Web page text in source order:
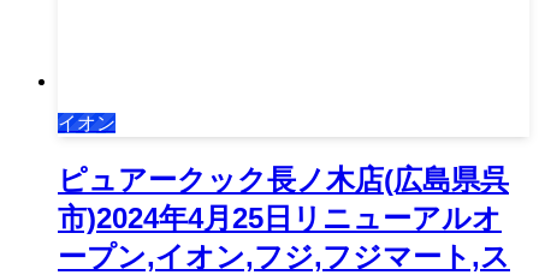
イオン
ピュアークック長ノ木店(広島県呉
市)2024年4月25日リニューアルオ
ープン,イオン,フジ,フジマート,ス